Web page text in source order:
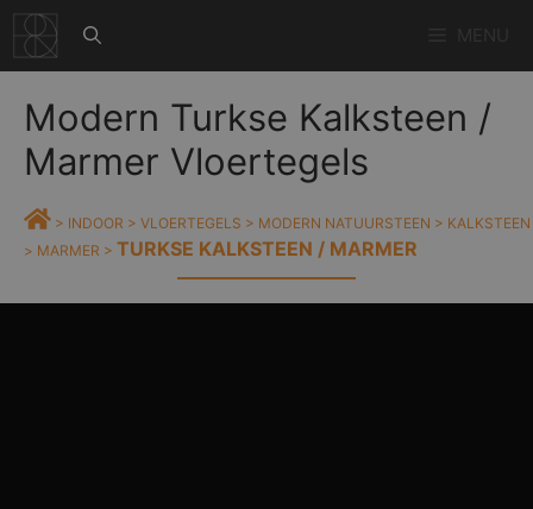
naar
de
inhoudModern Turkse Kalksteen /
Marmer Vloertegels
> INDOOR > VLOERTEGELS > MODERN NATUURSTEEN > KALKSTEEN
> MARMER > TURKSE KALKSTEEN / MARMER